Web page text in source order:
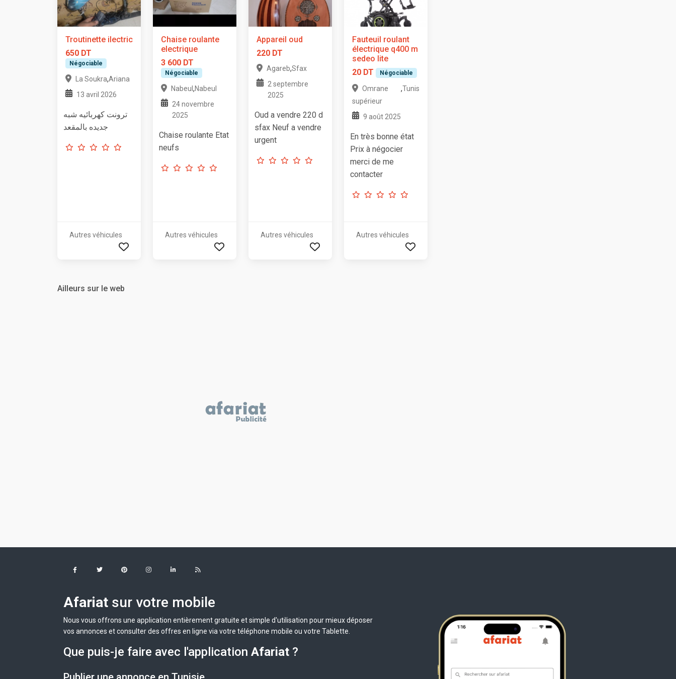
Troutinette ilectric
650 DT
Négociable
La Soukra,Ariana
13 avril 2026
ترونت كهربائيه شبه
جديده بالمقعد
Autres véhicules
Chaise roulante
electrique
3 600 DT
Négociable
Nabeul ,Nabeul
24 novembre
2025
Chaise roulante Etat
neufs
Autres véhicules
Appareil oud
220 DT
Agareb,Sfax
2 septembre
2025
Oud a vendre 220 d
sfax Neuf a vendre
urgent
Autres véhicules
Fauteuil roulant
électrique q400 m
sedeo lite
20 DT
Négociable
Omrane
supérieur
,Tunis
9 août 2025
En très bonne état
Prix à négocier
merci de me
contacter
Autres véhicules
Ailleurs sur le web
Afariat sur votre mobile
Nous vous offrons une application entièrement gratuite et simple d'utilisation pour mieux déposer
vos annonces et consulter des offres en ligne via votre téléphone mobile ou votre Tablette.
Que puis-je faire avec l'application Afariat ?